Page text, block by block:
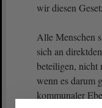
wir diesen
Alle Menschen
sich an
beteiligen, nicht
wenn es darum
kommunaler